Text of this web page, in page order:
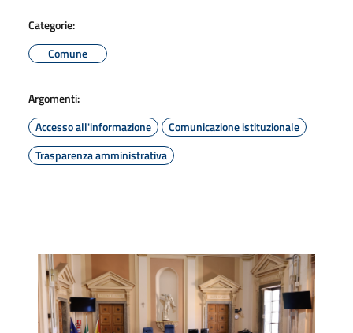
Categorie:
Comune
Argomenti:
Accesso all'informazione
Comunicazione istituzionale
Trasparenza amministrativa